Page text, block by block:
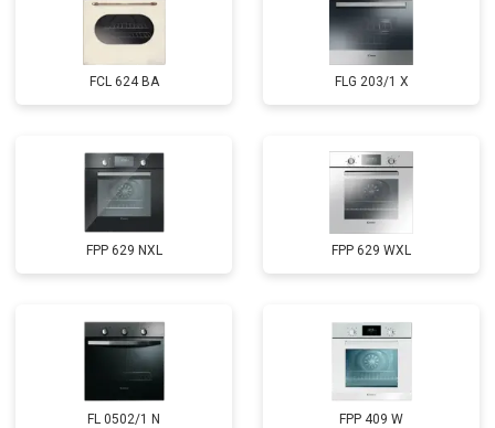
FCL 624 BA FLG 203/1 X
FPP 629 NXL FPP 629 WXL
FL 0502/1 N FPP 409 W